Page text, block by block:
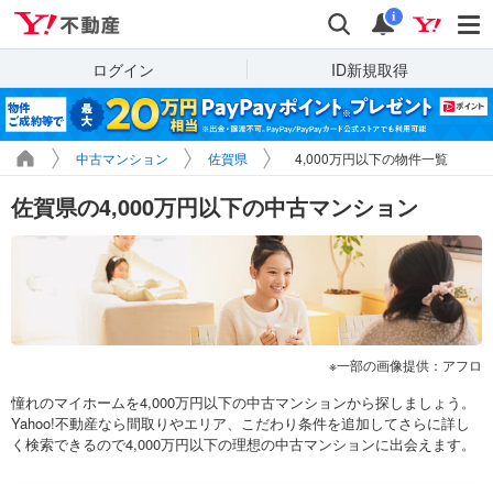
検索 通知
i
ログイン ID新規取得
中古マンション 佐賀県 4,000万円以下の物件一覧
佐賀県の4,000万円以下の中古マンション
一部の画像提供：アフロ
憧れのマイホームを4,000万円以下の中古マンションから探しましょう。
Yahoo!不動産なら間取りやエリア、こだわり条件を追加してさらに詳し
く検索できるので4,000万円以下の理想の中古マンションに出会えます。